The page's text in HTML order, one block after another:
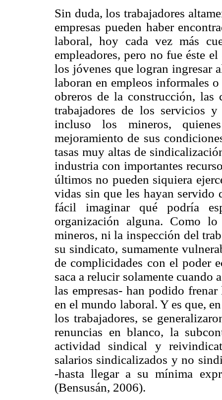
Sin duda, los trabajadores
empresas pueden haber
laboral, hoy cada vez más
empleadores, pero no fue éste
los jóvenes que logran ingresar
laboran en empleos informales
obreros de la construcción, las
trabajadores de los servicios
incluso los mineros,
mejoramiento de sus
tasas muy altas de
industria con importantes
últimos no pueden siquiera
vidas sin que les hayan servido
fácil imaginar qué podría
organización alguna. Como
mineros, ni la inspección del
su sindicato, sumamente
de complicidades con el poder
saca a relucir solamente cuando
las empresas- han podido
en el mundo laboral. Y es que,
los trabajadores, se
renuncias en blanco, la
actividad sindical y
salarios sindicalizados y no
-hasta llegar a su mínima
(Bensusán, 2006).